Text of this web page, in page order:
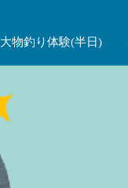
大物釣り体験(半日)